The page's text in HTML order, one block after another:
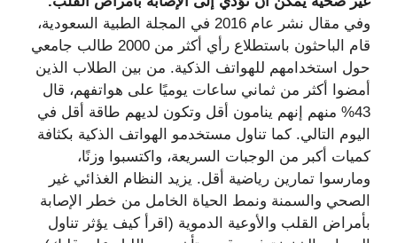
وفي مقال نشر عام 2016 في المجلة الطبية السعودية،
قام الباحثون باستطلاع رأي أكثر من 2000 طالب جامعي
حول استخدامهم للهواتف الذكية. من بين الطلاب الذين
أمضوا أكثر من ثماني ساعات يوميًا على هواتفهم، قال
43% منهم إنهم ينامون أقل وتكون لديهم طاقة أقل في
اليوم التالي. كما تناول مستخدمو الهواتف الذكية بكثافة
كميات أكبر من الوجبات السريعة، واكتسبوا وزنًا،
ومارسوا تمارين رياضية أقل. يزيد النظام الغذائي غير
الصحي والسمنة ونمط الحياة الخامل من خطر الإصابة
بأمراض القلب والأوعية الدموية (اقرأ كيف يؤثر تناول